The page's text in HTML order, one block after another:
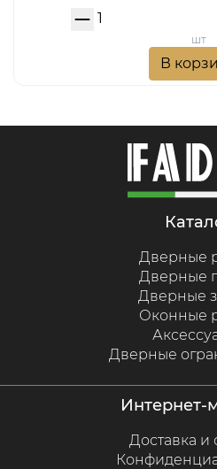
шт
В
Дверные
Дверные
Дверные
Оконные
Дверные
Доставка и